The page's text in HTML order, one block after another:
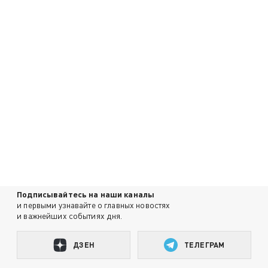
Подписывайтесь на наши каналы
и первыми узнавайте о главных новостях
и важнейших событиях дня.
ДЗЕН ТЕЛЕГРАМ